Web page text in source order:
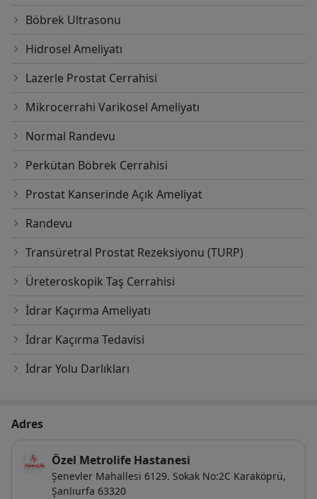
Böbrek Ultrasonu
Hidrosel Ameliyatı
Lazerle Prostat Cerrahisi
Mikrocerrahi Varikosel Ameliyatı
Normal Randevu
Perkütan Böbrek Cerrahisi
Prostat Kanserinde Açık Ameliyat
Randevu
Transüretral Prostat Rezeksiyonu (TURP)
Üreteroskopik Taş Cerrahisi
İdrar Kaçırma Ameliyatı
İdrar Kaçırma Tedavisi
İdrar Yolu Darlıkları
Adres
Özel Metrolife Hastanesi
Şenevler Mahallesi 6129. Sokak No:2C Karaköprü,
Şanlıurfa 63320